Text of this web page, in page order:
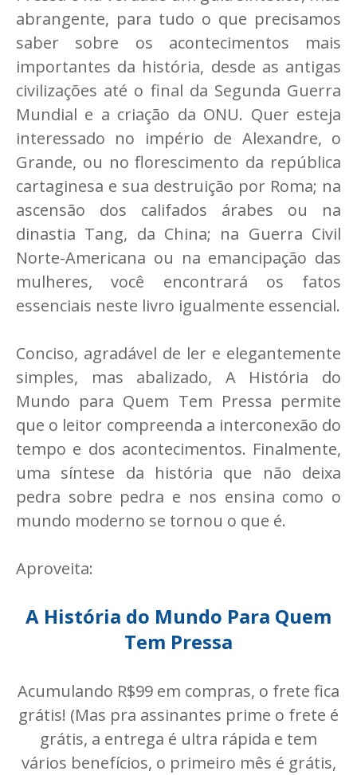
abrangente, para tudo o que precisamos
saber sobre os acontecimentos mais
importantes da história, desde as antigas
civilizações até o final da Segunda Guerra
Mundial e a criação da ONU. Quer esteja
interessado no império de Alexandre, o
Grande, ou no florescimento da república
cartaginesa e sua destruição por Roma; na
ascensão dos califados árabes ou na
dinastia Tang, da China; na Guerra Civil
Norte-Americana ou na emancipação das
mulheres, você encontrará os fatos
essenciais neste livro igualmente essencial.
Conciso, agradável de ler e elegantemente
simples, mas abalizado, A História do
Mundo para Quem Tem Pressa permite
que o leitor compreenda a interconexão do
tempo e dos acontecimentos. Finalmente,
uma síntese da história que não deixa
pedra sobre pedra e nos ensina como o
mundo moderno se tornou o que é.
Aproveita:
A História do Mundo Para Quem
Tem Pressa
Acumulando R$99 em compras, o frete fica
grátis! (Mas pra assinantes prime o frete é
grátis, a entrega é ultra rápida e tem
vários benefícios, o primeiro mês é grátis,